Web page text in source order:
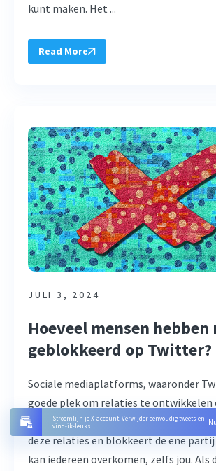
Stroomlijn je X-account. Verwijder eenvoudig tweets en
vind-ik-leuks!
kunt maken. Het ...
Read More
JULI 3, 2024
Hoeveel mensen hebben
geblokkeerd op Twitter?
Sociale mediaplatforms, waaronder
goede plek om relaties te ontwikkelen
mensen in contact te komen. Maar
deze relaties en blokkeert de ene partij
kan iedereen overkomen, zelfs jou. Als